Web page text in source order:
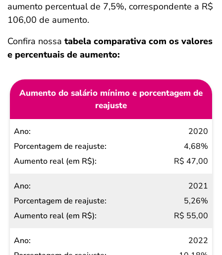
aumento percentual de 7,5%, correspondente a R$
106,00 de aumento.
Confira nossa tabela comparativa com os valores
e percentuais de aumento:
Aumento do salário mínimo e porcentagem de
reajuste
Ano
Porcentagem
de reajuste
real (em
R$)
2020
4,68%
R$ 47,00
2021
5,26%
R$ 55,00
2022